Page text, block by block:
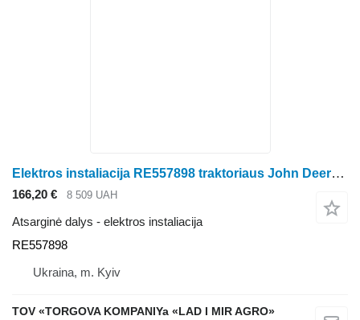
Elektros instaliacija RE557898 traktoriaus John Deere 6105R, 6110R, 6115R, 6120R, 6125R, 6130R, 6110M, 6120M, 6130M, 6145M
166,20 € 8 509 UAH
Atsarginė dalys - elektros instaliacija
RE557898
Ukraina, m. Kyiv
TOV «TORGOVA KOMPANIYa «LAD I MIR AGRO»